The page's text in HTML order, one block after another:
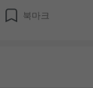
북마크